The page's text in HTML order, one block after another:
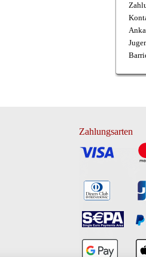
Zahlungsarten